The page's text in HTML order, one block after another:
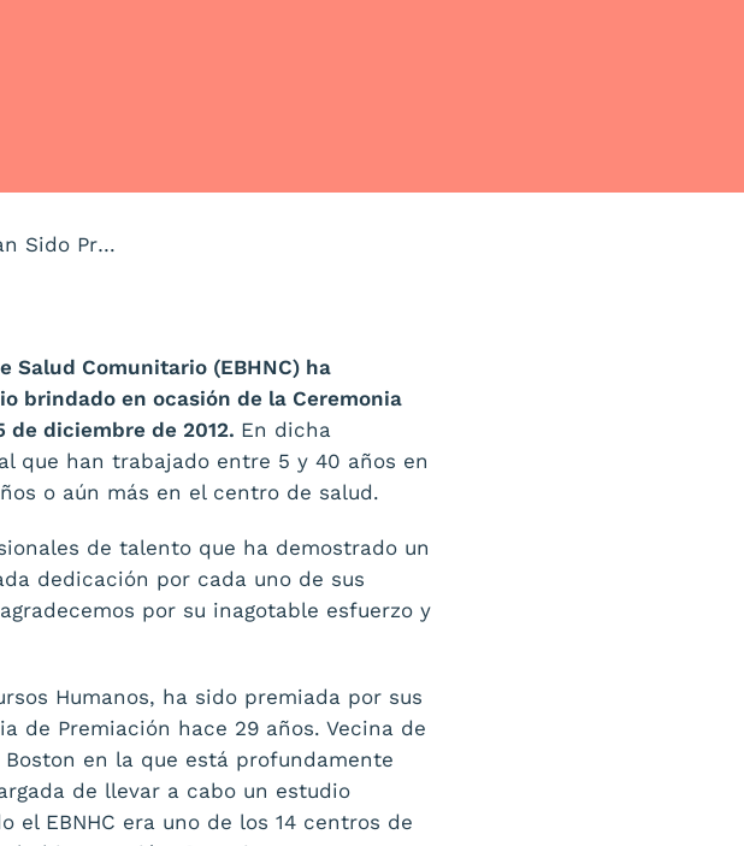
Los Empleados del Centro de Salud Comunitario de East Boston Han Sido Premiados por su Servicio Ejemplar
Salud Comunitario (EBHNC) ha
brindado en ocasión de la Ceremonia
de diciembre de 2012. En dicha
que han trabajado entre 5 y 40 años en
o aún más en el centro de salud.
de talento que ha demostrado un
dedicación por cada uno de sus
por su inagotable esfuerzo y
Humanos, ha sido premiada por sus
de Premiación hace 29 años. Vecina de
en la que está profundamente
de llevar a cabo un estudio
el EBNHC era uno de los 14 centros de